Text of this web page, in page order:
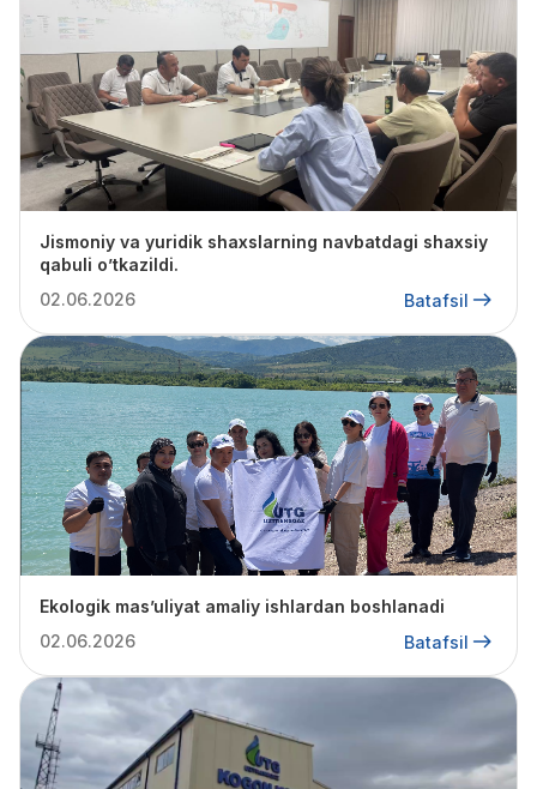
Jismoniy va yuridik shaxslarning navbatdagi shaxsiy
qabuli oʼtkazildi.
02.06.2026
Batafsil
Ekologik mas’uliyat amaliy ishlardan boshlanadi
02.06.2026
Batafsil